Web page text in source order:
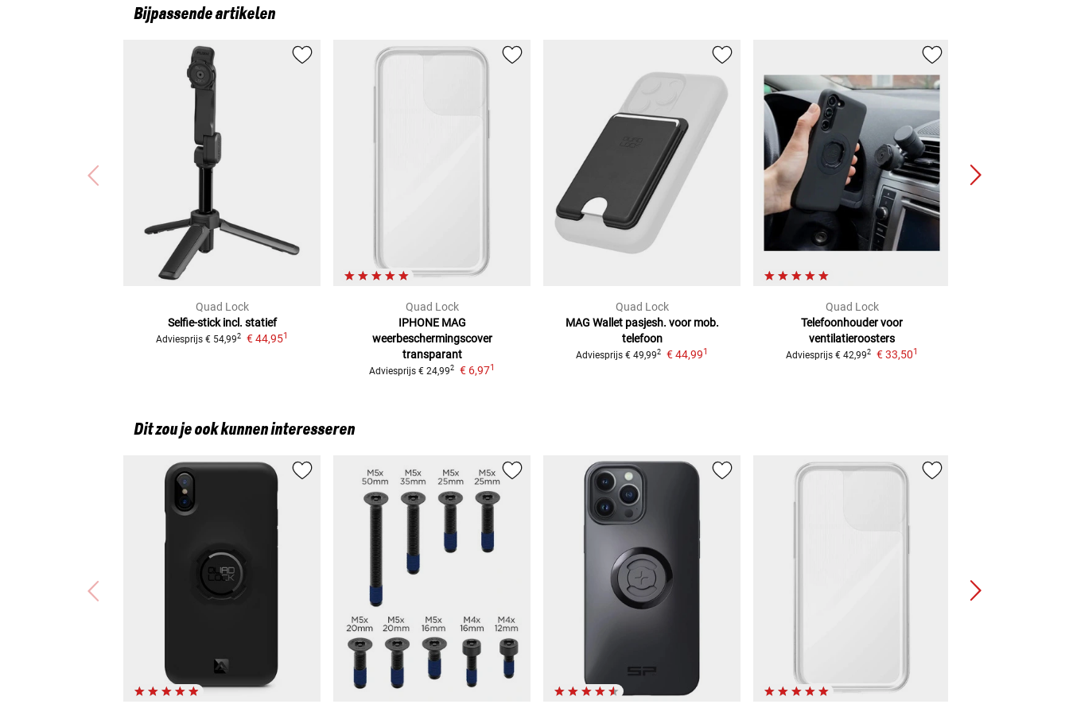
Bijpassende artikelen
Quad Lock
Selfie-stick incl. statief
Adviesprijs € 54,992 € 44,951
Quad Lock
IPHONE MAG
weerbeschermingscover
transparant
Adviesprijs € 24,992 € 6,971
Quad Lock
MAG Wallet pasjesh. voor mob.
telefoon
Adviesprijs € 49,992 € 44,991
Quad Lock
Telefoonhouder voor
ventilatieroosters
Adviesprijs € 42,992 € 33,501
Dit zou je ook kunnen interesseren